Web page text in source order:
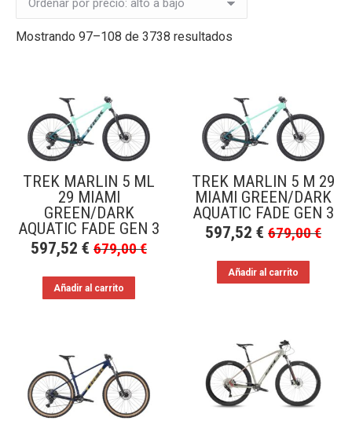
Mostrando 97–108 de 3738 resultados
alto
a
bajo
TREK MARLIN 5 ML
29 MIAMI
GREEN/DARK
AQUATIC FADE GEN 3
597,52 € 679,00€
Añadir al carrito
TREK MARLIN 5 M 29
MIAMI GREEN/DARK
AQUATIC FADE GEN 3
597,52 € 679,00€
Añadir al carrito